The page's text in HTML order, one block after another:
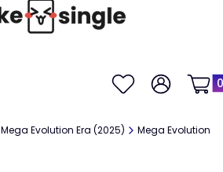
UlubioneZaloguj się
Mega Evolution Era (2025) Mega Evolution